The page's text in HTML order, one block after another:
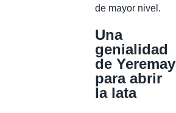
de mayor nivel.
Una
genialidad
de Yeremay
para abrir
la lata